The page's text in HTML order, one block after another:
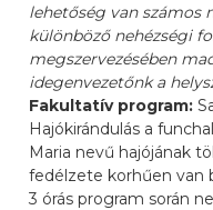
lehetőség van számos
különböző nehézségi
megszervezésében
idegenvezetőnk a
Fakultatív program:
Hajókirándulás a
Maria nevű hajójának
fedélzete korhűen van
3 órás program során